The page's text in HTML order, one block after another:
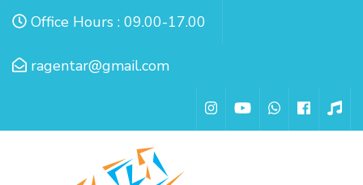
Lompat
konten
Office Hours : 09.00-17.00
ragentar@gmail.com